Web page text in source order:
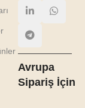
Avrupa
Sipariş İçin